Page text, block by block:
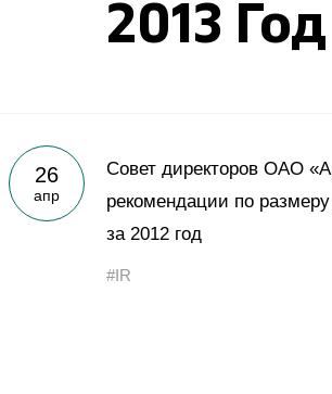
2013 Год
26
апр
Совет директоров ОАО
рекомендации по
за 2012 год
#IR